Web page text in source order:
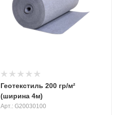
Геотекстиль 200 гр/м²
(ширина 4м)
Арт.: G20030100